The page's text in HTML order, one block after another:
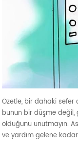
Özetle, bir dahaki sefer
bunun bir düşme değil,
olduğunu unutmayın.
ve yardım gelene